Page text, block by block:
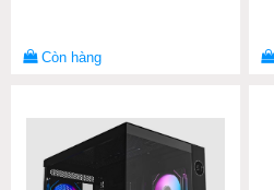
Còn hàng